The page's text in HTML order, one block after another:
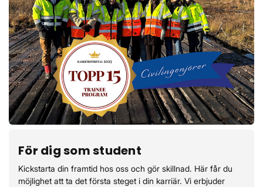
För dig som student
Kickstarta din framtid hos oss och gör skillnad. Här får du
möjlighet att ta det första steget i din karriär. Vi erbjuder